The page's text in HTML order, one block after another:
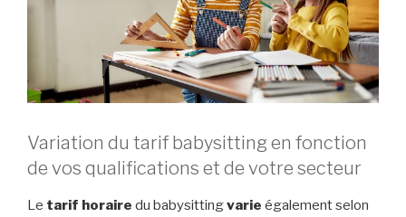
Variation du tarif babysitting en fonction
de vos qualifications et de votre secteur
Le tarif horaire du babysittingvarie également selon